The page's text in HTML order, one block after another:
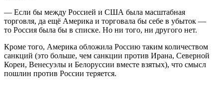
— Если бы между Россией и США была масштабная
торговля, да ещё Америка и торговала бы себе в убыток —
то Россия была бы в списке. Но ни того, ни другого нет.
Кроме того, Америка обложила Россию таким количеством
санкций (это больше, чем санкции против Ирана, Северной
Кореи, Венесуэлы и Белоруссии вместе взятых), что смысл
пошлин против России теряется.